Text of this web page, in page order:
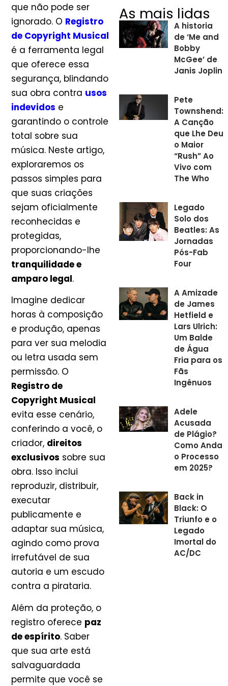
que não pode ser
ignorado. O Registro
de Copyright Musical
é a ferramenta legal
que oferece essa
segurança, blindando
sua obra contra usos
indevidos e
garantindo o controle
total sobre sua
música. Neste artigo,
exploraremos os
passos simples para
que suas criações
sejam oficialmente
reconhecidas e
protegidas,
proporcionando-lhe
tranquilidade e
amparo legal.
Imagine dedicar
horas à composição
e produção, apenas
para ver sua melodia
ou letra usada sem
permissão. O
Registro de
Copyright Musical
evita esse cenário,
conferindo a você, o
criador, direitos
exclusivos sobre sua
obra. Isso inclui
reproduzir, distribuir,
executar
publicamente e
adaptar sua música,
agindo como prova
irrefutável de sua
autoria e um escudo
contra a pirataria.
Além da proteção, o
registro oferece paz
de espírito. Saber
que sua arte está
salvaguardada
permite que você se
As mais lidas
A historia
de ‘Me and
Bobby
McGee’ de
Janis Joplin
Pete
Townshend:
A Canção
que Lhe Deu
o Maior
“Rush” Ao
Vivo com
The Who
Legado
Solo dos
Beatles: As
Jornadas
Pós-Fab
Four
A Amizade
de James
Hetfield e
Lars Ulrich:
Um Balde
de Água
Fria para os
Fãs
Ingênuos
Adele
Acusada
de Plágio?
Como Anda
o Processo
em 2025?
Back in
Black: O
Triunfo e o
Legado
Imortal do
AC/DC